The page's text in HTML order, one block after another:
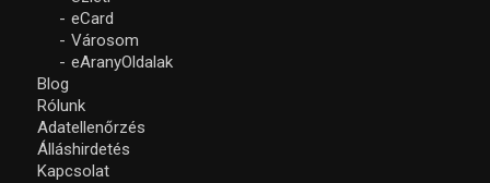
eCard
Városom
eAranyOldalak
Blog
Rólunk
Adatellenőrzés
Álláshirdetés
Kapcsolat